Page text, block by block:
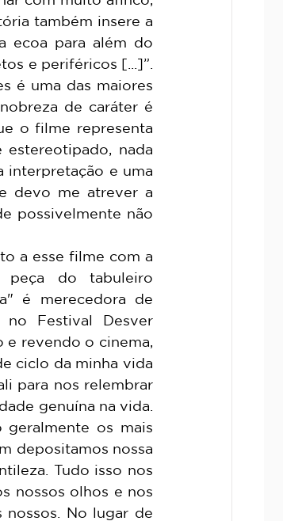
também insere a
ecoa para além do
e periféricos [...]”.
é uma das maiores
de caráter é
o filme representa
estereotipado, nada
interpretação e uma
devo me atrever a
possivelmente não
peça do tabuleiro
é merecedora de
no Festival Desver
e revendo o cinema,
ciclo da minha vida
para nos relembrar
genuína na vida.
geralmente os mais
depositamos nossa
Tudo isso nos
nossos olhos e nos
nossos. No lugar de